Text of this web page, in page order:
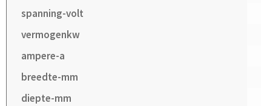
spanning-volt
vermogenkw
ampere-a
breedte-mm
diepte-mm